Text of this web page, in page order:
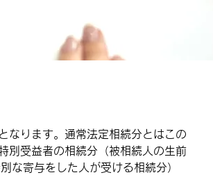
なります。通常法定相続分とはこの
別受益者の相続分（被相続人の生前
な寄与をした人が受ける相続分）